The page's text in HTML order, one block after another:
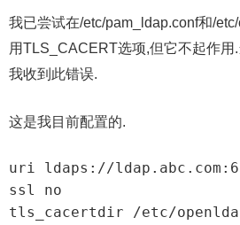
我已尝试在/etc/pam_ldap.conf和/
用TLS_CACERT选项,但它不起作用
我收到此错误.
这是我目前配置的.
uri ldaps://
ssl no
tls_cacertdir /etc/